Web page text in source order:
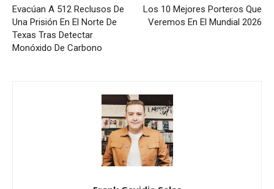
Evacúan A 512 Reclusos De
Una Prisión En El Norte De
Texas Tras Detectar
Monóxido De Carbono
Los 10 Mejores Porteros Que
Veremos En El Mundial 2026